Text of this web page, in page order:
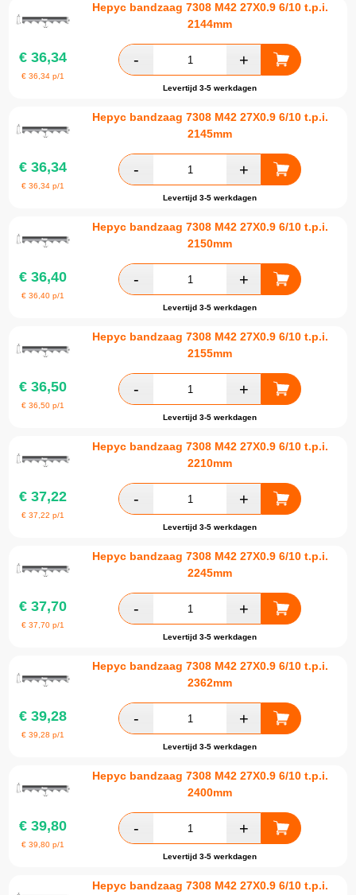
Hepyc bandzaag 7308 M42 27X0.9 6/10 t.p.i.
2144mm
€ 36,34
€36,34 p/1
Levertijd 3-5 werkdagen
Hepyc bandzaag 7308 M42 27X0.9 6/10 t.p.i.
2145mm
€ 36,34
€36,34 p/1
Levertijd 3-5 werkdagen
Hepyc bandzaag 7308 M42 27X0.9 6/10 t.p.i.
2150mm
€ 36,40
€36,40 p/1
Levertijd 3-5 werkdagen
Hepyc bandzaag 7308 M42 27X0.9 6/10 t.p.i.
2155mm
€ 36,50
€36,50 p/1
Levertijd 3-5 werkdagen
Hepyc bandzaag 7308 M42 27X0.9 6/10 t.p.i.
2210mm
€ 37,22
€37,22 p/1
Levertijd 3-5 werkdagen
Hepyc bandzaag 7308 M42 27X0.9 6/10 t.p.i.
2245mm
€ 37,70
€37,70 p/1
Levertijd 3-5 werkdagen
Hepyc bandzaag 7308 M42 27X0.9 6/10 t.p.i.
2362mm
€ 39,28
€39,28 p/1
Levertijd 3-5 werkdagen
Hepyc bandzaag 7308 M42 27X0.9 6/10 t.p.i.
2400mm
€ 39,80
€39,80 p/1
Levertijd 3-5 werkdagen
Hepyc bandzaag 7308 M42 27X0.9 6/10 t.p.i.